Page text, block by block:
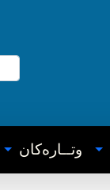
وتــاره‌کان